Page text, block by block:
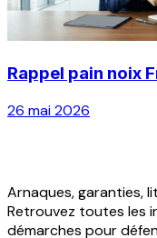
Rappel pain noix
26 mai 2026
Arnaques, garanties,
Retrouvez toutes les
démarches pour